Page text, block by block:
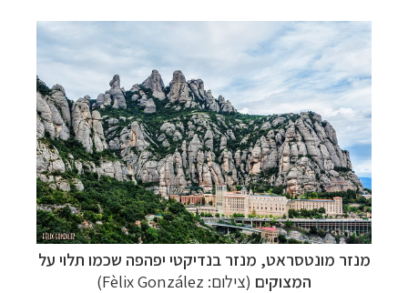
מנזר מונטסראט, מנזר בנדיקטי יפהפה שכמו תלוי על
המצוקים (צילום: Fèlix González
)